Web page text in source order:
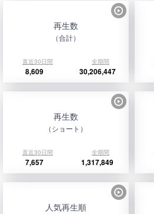
再生数
（合計）
直近30日間 全期間
8,609 30,206,447
再生数
（ショート）
直近30日間 全期間
7,657 1,317,849
人気再生順